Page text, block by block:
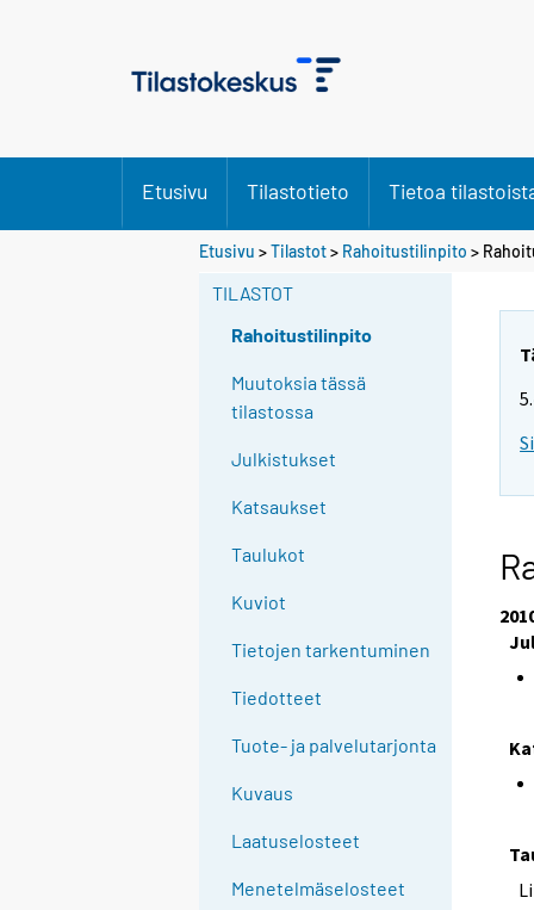
Etusivu Tilastotieto Tietoa
Etusivu >Tilastot> Rahoitustilinpito >
TILASTOT
Rahoitustilinpito
Muutoksia tässä
tilastossa
Julkistukset
Katsaukset
Taulukot
Kuviot
Tietojen tarkentuminen
Tiedotteet
Tuote- ja palvelutarjonta
Kuvaus
Laatuselosteet
Menetelmäselosteet